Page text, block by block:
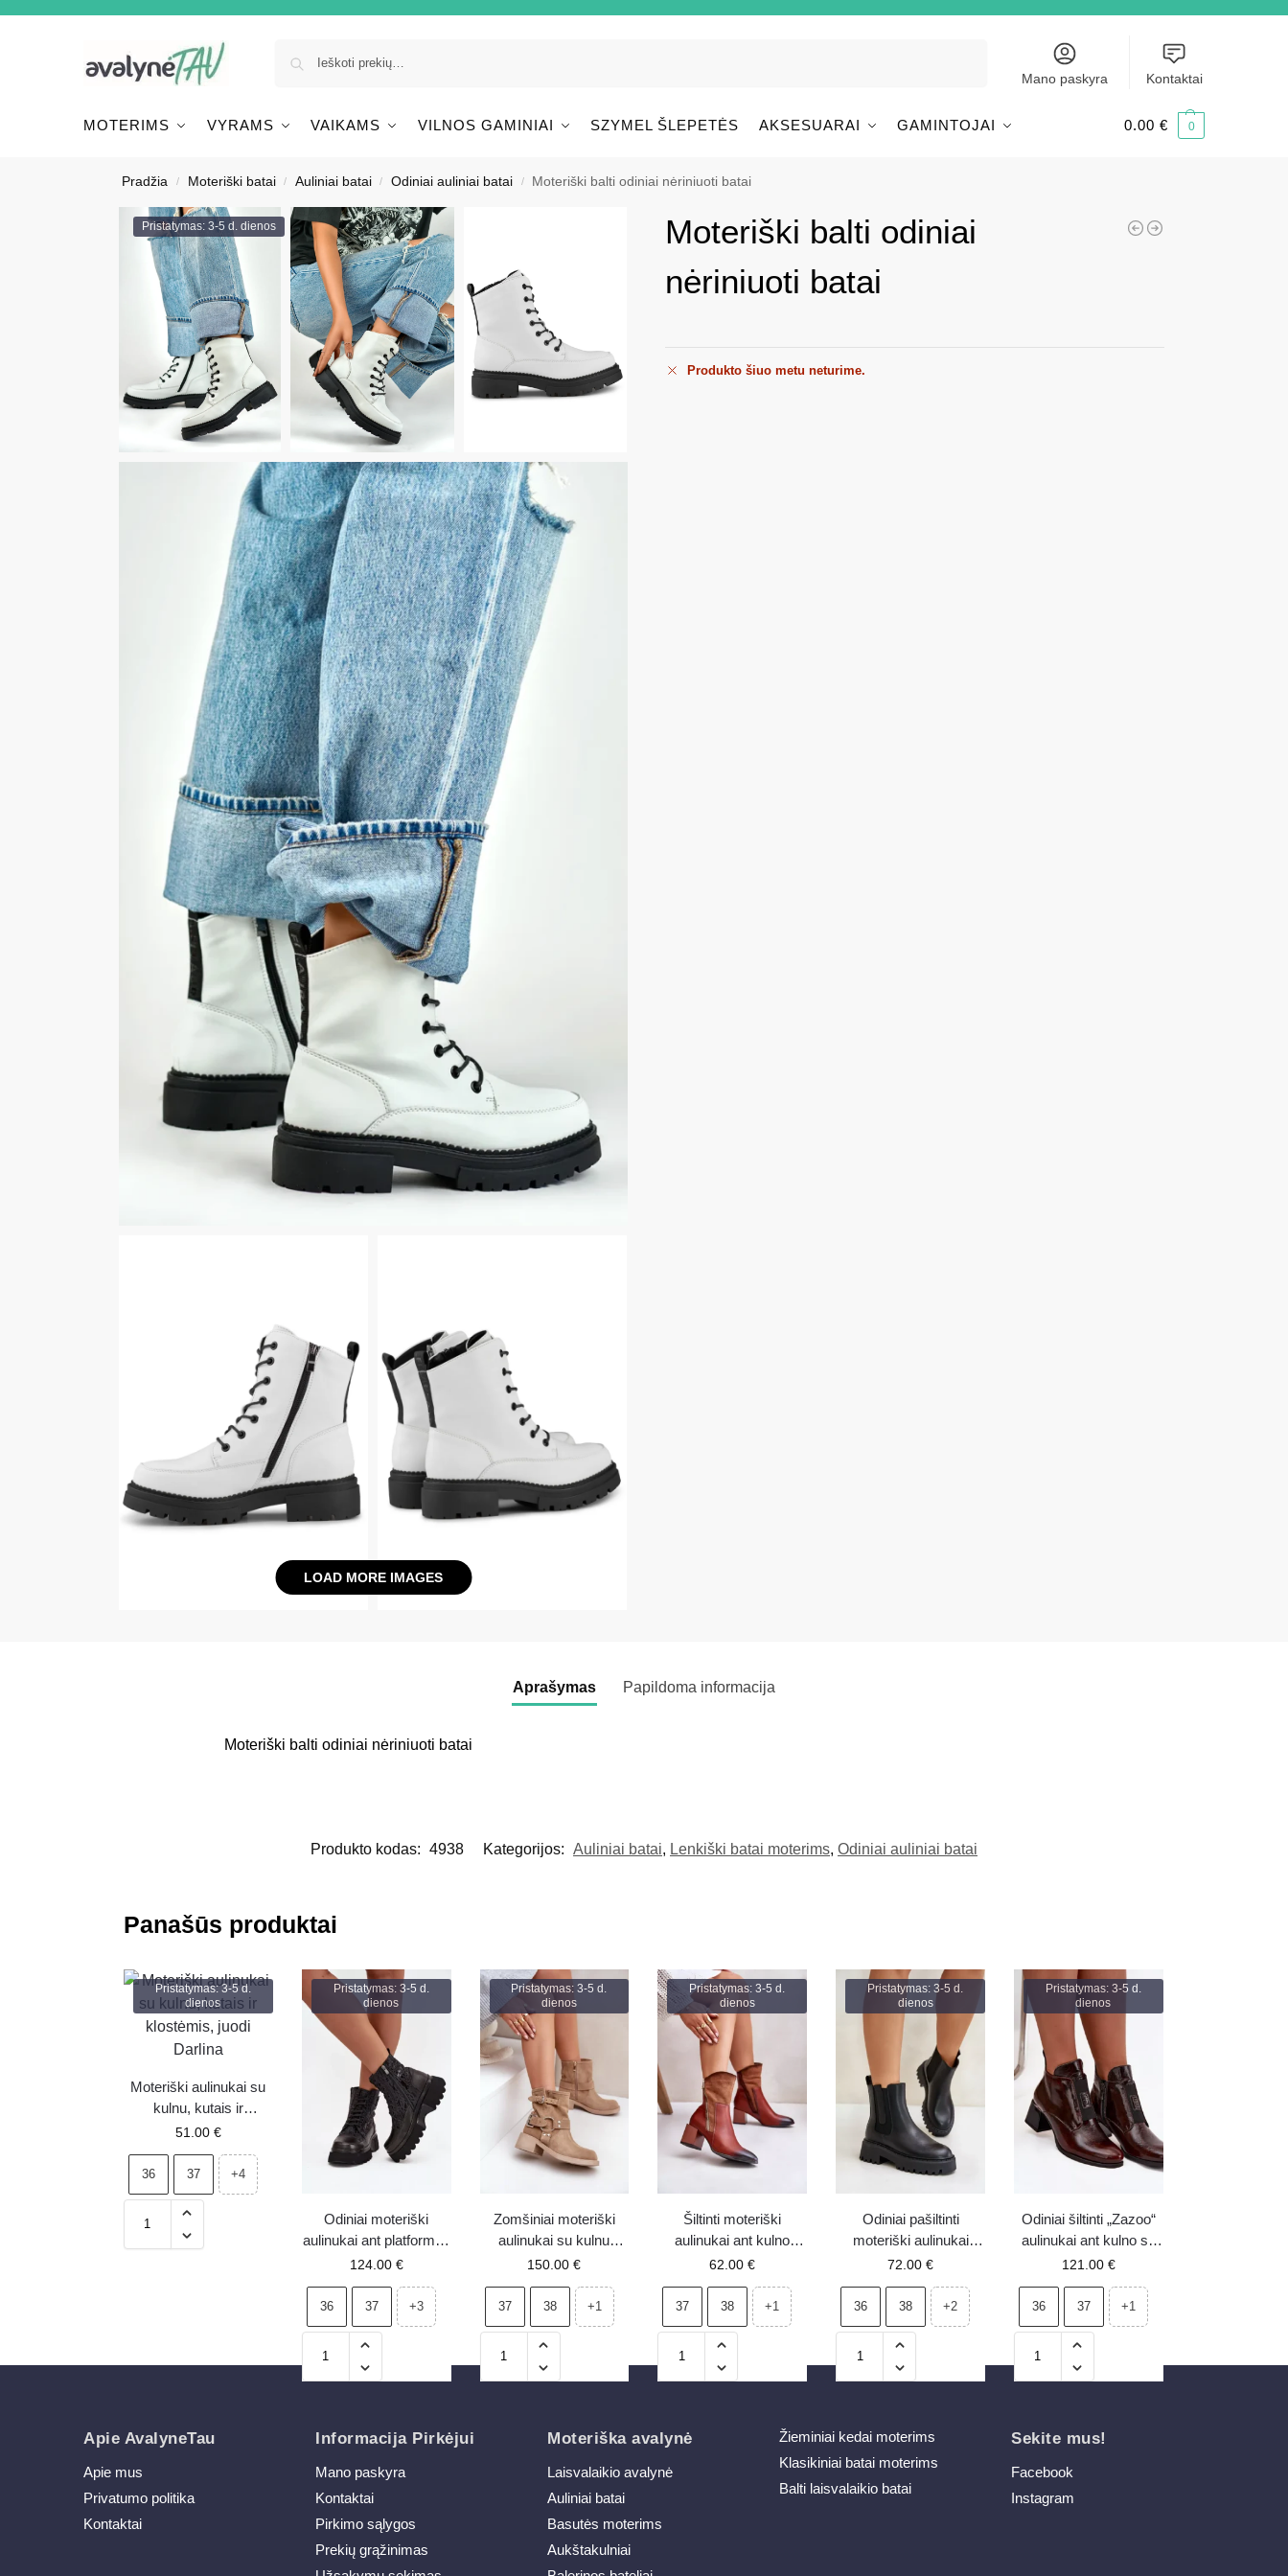
Mano paskyra Kontaktai
MOTERIMS VYRAMS VAIKAMS VILNOS GAMINIAI SZYMEL ŠLEPETĖS AKSESUARAI GAMINTOJAI 0.00 € 0
Pradžia / Moteriški batai / Auliniai batai / Odiniai auliniai batai / Moteriški balti odiniai nėriniuoti batai
Pristatymas: 3-5 d. dienos
LOAD MORE IMAGES
Moteriški balti odiniai
nėriniuoti batai
Produkto šiuo metu neturime.
Aprašymas Papildoma informacija
Moteriški balti odiniai nėriniuoti batai
Produkto kodas: 4938 Kategorijos: Auliniai batai, Lenkiški batai moterims, Odiniai auliniai batai
Panašūs produktai
Pristatymas: 3-5 d.
dienos
Moteriški aulinukai su
kulnu, kutais ir
klostėmis, juodi Darlina
51.00 €
36 37 +4
Pristatymas: 3-5 d.
dienos
Odiniai moteriški
aulinukai ant platformos
su užrašais ir
Artiker 57C2273 juodi
124.00 €
36 37 +3
Pristatymas: 3-5 d.
dienos
Zomšiniai moteriški
aulinukai su kulnu
Zazoo 3644 smėlio
150.00€
37 38 +1
Pristatymas: 3-5 d.
dienos
Šiltinti moteriški
aulinukai ant kulno
rudos spalvos Relabina
62.00€
37 38 +1
Pristatymas: 3-5 d.
dienos
Odiniai pašiltinti
moteriški aulinukai
kerzai Big Star
72.00€
36 38 +2
Pristatymas: 3-5 d.
dienos
Odiniai šiltinti „Zazoo“
aulinukai ant kulno su
dekoratyvia detale,
121.00 €
36 37 +1
Apie AvalyneTau
Apie mus
Privatumo politika
Kontaktai
Informacija Pirkėjui
Mano paskyra
Kontaktai
Pirkimo sąlygos
Prekių grąžinimas
Moteriška avalynė
Laisvalaikio avalynė
Auliniai batai
Basutės moterims
Aukštakulniai
Žieminiai kedai moterims
Klasikiniai batai moterims
Balti laisvalaikio batai
Sekite mus!
Facebook
Instagram